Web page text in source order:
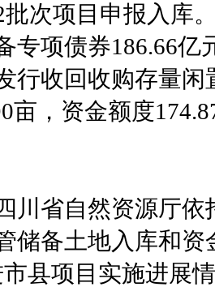
次项目申报入库
专项债券186.66亿
行收回收购存量闲
亩，资金额度
川省自然资源厅依
储备土地入库和资
县项目实施进展